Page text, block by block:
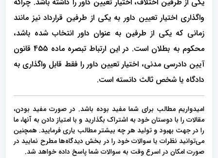
واگذاری اختیار تعیین داور به یکی از طرفین قرارداد نیز مانند
زمانی که یکی از طرفین به عنوان داور انتخاب شده باشد،
محکوم به بطلان است. در این ارتباط تبصره ماده 455 قانون
آیین دادرسی مدنی، اختیار تعیین داور را فقط قابل واگذاری به
دادگاه یا شخص ثالث دانسته است.
امیدواریم مطالب برای شما مفید بوده باشد. در صورت مفید بودن،
مقالات را با دوستان خود به اشتراک بگذارید و با امتیاز دادن به آنها، ما
را در جهت بهبود و تولید هر چه بیشتر مطالب یاری فرمایید. همچنین
می‌توانید نظرات یا سوالات خود را در بخش دیدگاه‌ها مطرح نمایید در
صورت امکان در اسرع وقت به سوالات شما پاسخ داده خواهد شد.